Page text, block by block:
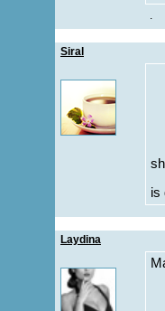
.
Siral
is
Laydina